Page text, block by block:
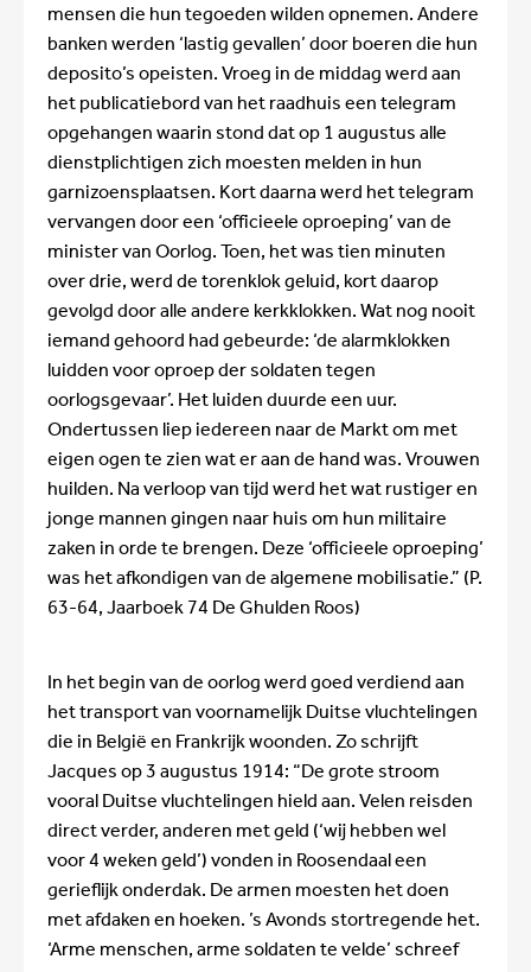
mensen die hun tegoeden wilden opnemen. Andere
banken werden ‘lastig gevallen’ door boeren die hun
deposito’s opeisten. Vroeg in de middag werd aan
het publicatiebord van het raadhuis een telegram
opgehangen waarin stond dat op 1 augustus alle
dienstplichtigen zich moesten melden in hun
garnizoensplaatsen. Kort daarna werd het telegram
vervangen door een ‘officieele oproeping’ van de
minister van Oorlog. Toen, het was tien minuten
over drie, werd de torenklok geluid, kort daarop
gevolgd door alle andere kerkklokken. Wat nog nooit
iemand gehoord had gebeurde: ‘de alarmklokken
luidden voor oproep der soldaten tegen
oorlogsgevaar’. Het luiden duurde een uur.
Ondertussen liep iedereen naar de Markt om met
eigen ogen te zien wat er aan de hand was. Vrouwen
huilden. Na verloop van tijd werd het wat rustiger en
jonge mannen gingen naar huis om hun militaire
zaken in orde te brengen. Deze ‘officieele oproeping’
was het afkondigen van de algemene mobilisatie.” (P.
63-64, Jaarboek 74 De Ghulden Roos)
In het begin van de oorlog werd goed verdiend aan
het transport van voornamelijk Duitse vluchtelingen
die in België en Frankrijk woonden. Zo schrijft
Jacques op 3 augustus 1914: “De grote stroom
vooral Duitse vluchtelingen hield aan. Velen reisden
direct verder, anderen met geld (‘wij hebben wel
voor 4 weken geld’) vonden in Roosendaal een
gerieflijk onderdak. De armen moesten het doen
met afdaken en hoeken. ’s Avonds stortregende het.
‘Arme menschen, arme soldaten te velde’ schreef